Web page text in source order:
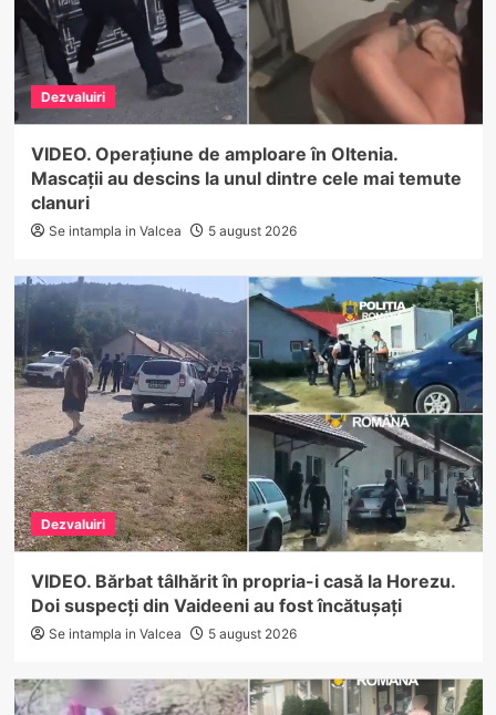
Dezvaluiri
VIDEO. Operațiune de amploare în Oltenia.
Mascații au descins la unul dintre cele mai temute
clanuri
Se intampla in Valcea 5 august 2026
Dezvaluiri
VIDEO. Bărbat tâlhărit în propria-i casă la Horezu.
Doi suspecți din Vaideeni au fost încătușați
Se intampla in Valcea 5 august 2026